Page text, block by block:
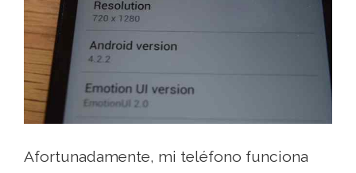
Afortunadamente, mi teléfono funciona